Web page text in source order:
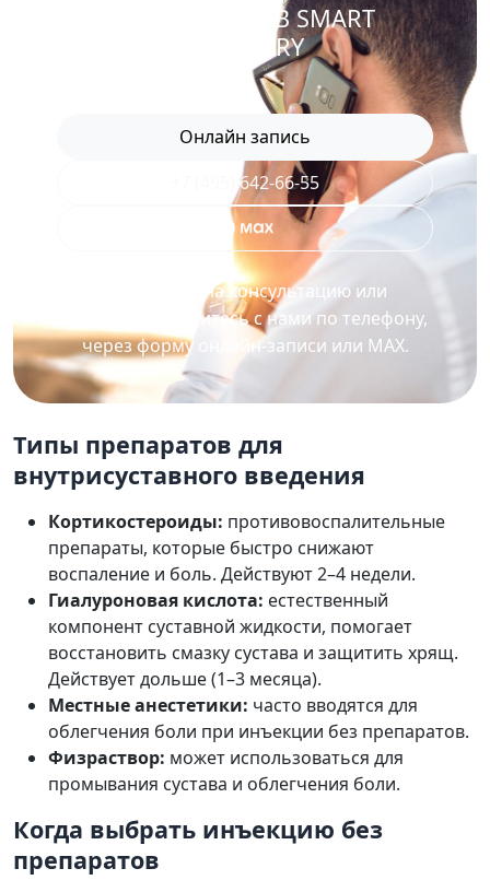
ЗАПИСАТЬСЯ В SMART
RECOVERY
Онлайн запись
+7 (495) 642-66-55
Для записи на консультацию или
процедуру свяжитесь с нами по телефону,
через форму онлайн-записи или MAX.
Типы препаратов для
внутрисуставного введения
Кортикостероиды: противовоспалительные
препараты, которые быстро снижают
воспаление и боль. Действуют 2–4 недели.
Гиалуроновая кислота: естественный
компонент суставной жидкости, помогает
восстановить смазку сустава и защитить хрящ.
Действует дольше (1–3 месяца).
Местные анестетики: часто вводятся для
облегчения боли при инъекции без препаратов.
Физраствор: может использоваться для
промывания сустава и облегчения боли.
Когда выбрать инъекцию без
препаратов